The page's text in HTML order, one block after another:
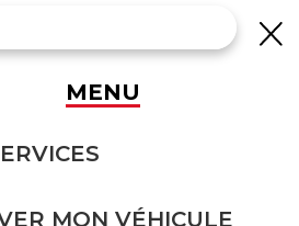
S6 BREAK
MENU
MON VÉHICULE